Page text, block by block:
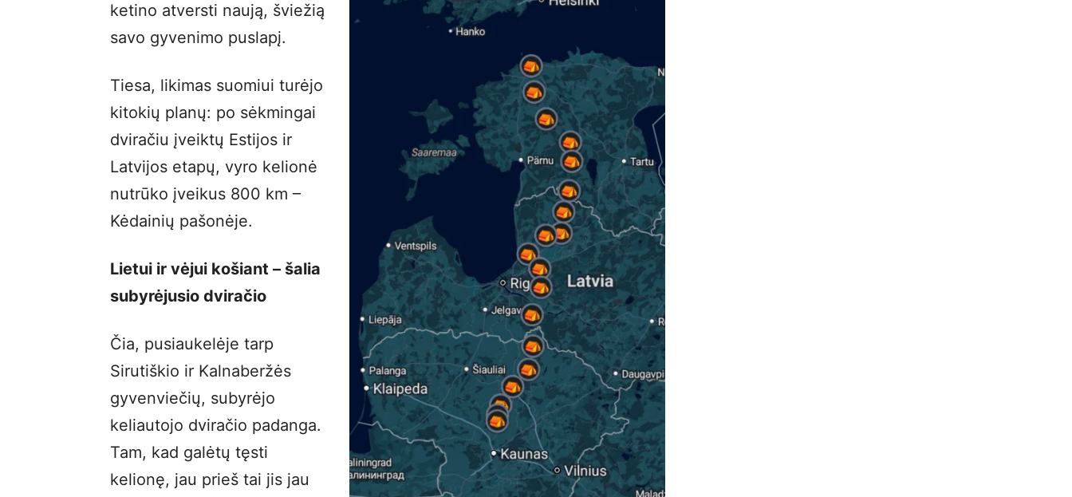
ketino atversti naują, šviežią
savo gyvenimo puslapį.
Tiesa, likimas suomiui turėjo
kitokių planų: po sėkmingai
dviračiu įveiktų Estijos ir
Latvijos etapų, vyro kelionė
nutrūko įveikus 800 km –
Kėdainių pašonėje.
Lietui ir vėjui košiant – šalia
subyrėjusio dviračio
Čia, pusiaukelėje tarp
Sirutiškio ir Kalnaberžės
gyvenviečių, subyrėjo
keliautojo dviračio padanga.
Tam, kad galėtų tęsti
kelionę, jau prieš tai jis jau